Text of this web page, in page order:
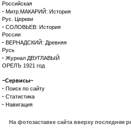
Российская
· Митр.МАКАРИЙ: История
Рус. Церкви
· СОЛОВЬЕВ: История
России
· ВЕРНАДСКИЙ: Древняя
Русь
· Журнал ДВУГЛАВЫЙ
ОРЕЛЪ 1921 год
~Сервисы~
· Поиск по сайту
· Статистика
· Навигация
На фотозаставке сайта вверху